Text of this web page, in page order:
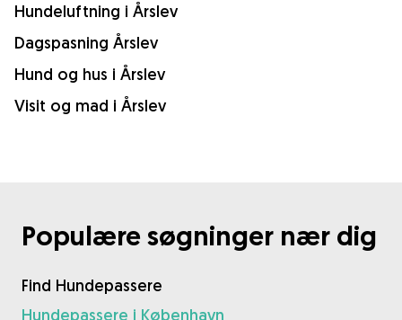
Hundeluftning i Årslev
Dagspasning Årslev
Hund og hus i Årslev
Visit og mad i Årslev
Populære søgninger nær dig
Find Hundepassere
Hundepassere i København